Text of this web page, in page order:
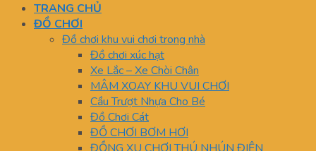
TRANG CHỦ
ĐỒ CHƠI
Đồ chơi khu vui chơi trong nhà
Đồ chơi xúc hạt
Xe Lắc – Xe Chòi Chân
MÂM XOAY KHU VUI CHƠI
Cầu Trượt Nhựa Cho Bé
Đồ Chơi Cát
ĐỒ CHƠI BƠM HƠI